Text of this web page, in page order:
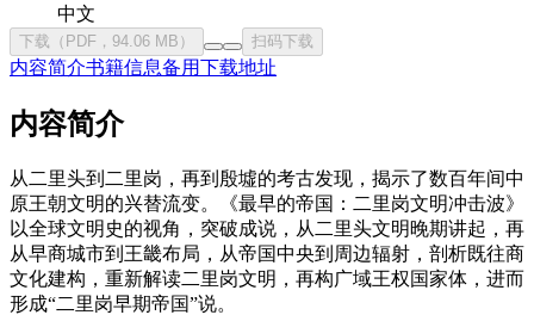
中文
下载（PDF，94.06 MB） 扫码下载
内容简介书籍信息备用下载地址
内容简介
从二里头到二里岗，再到殷墟的考古发现，揭示了数百年间中
原王朝文明的兴替流变。《最早的帝国：二里岗文明冲击波》
以全球文明史的视角，突破成说，从二里头文明晚期讲起，再
从早商城市到王畿布局，从帝国中央到周边辐射，剖析既往商
文化建构，重新解读二里岗文明，再构广域王权国家体，进而
形成“二里岗早期帝国”说。